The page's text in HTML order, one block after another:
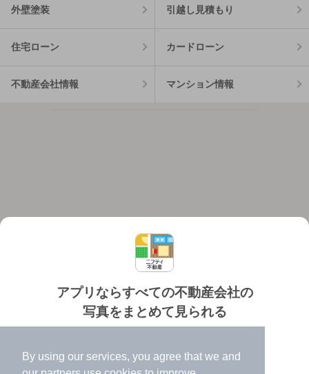
By using our services, you agree that we and
アプリならすべての不動産会社の
写真をまとめて見られる
✔️
高速表示で似た物件も見つけやすい
外壁塗装 引越し見積もり
住宅ローン カードローン
不動産会社情報 マンション情報
個人情報保護ポリシー 利用規約